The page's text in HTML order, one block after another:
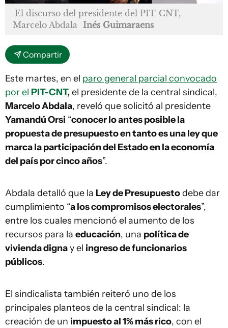
El discurso del presidente del PIT-CNT,
Marcelo Abdala Inés Guimaraens
Compartir
Este martes, en el paro general parcial convocado
por el PIT-CNT, el presidente de la central sindical,
Marcelo Abdala, reveló que solicitó al presidente
Yamandú Orsi “conocer lo antes posible la
propuesta de presupuesto en tanto es una ley que
marca la participación del Estado en la economía
del país por cinco años”.
Abdala detalló que la Ley de Presupuestodebe dar
cumplimiento “a los compromisos electorales”,
entre los cuales mencionó el aumento de los
recursos para la educación, una política de
vivienda dignay el ingreso de funcionarios
públicos.
El sindicalista también reiteró uno de los
principales planteos de la central sindical: la
creación de un impuesto al 1% más rico, con el